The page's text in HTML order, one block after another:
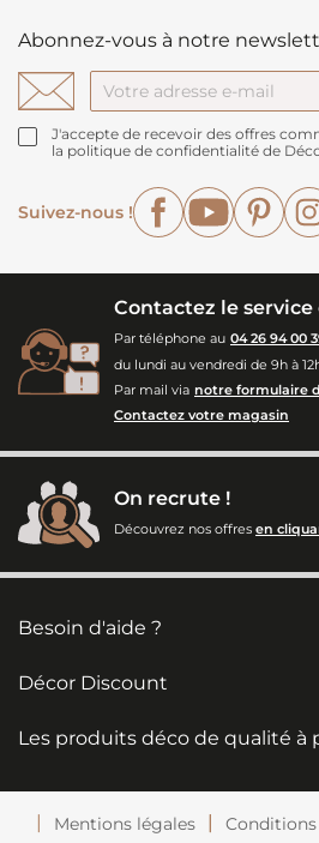
Abonnez-vous à notre
J'accepte de recevoir des offres
la politique de confidentialité de
Suivez-nous !
FacebookYouTube
Contactez le
Par téléphone au 04 26 94 00
du lundi au vendredi de 9h à
Par mail via notre formulaire
Contactez votre magasin
On recrute !
Découvrez nos offres en
Besoin d'aide ?
Décor Discount
Les produits déco de qualité à
Mentions légales